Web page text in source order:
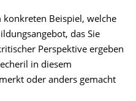
konkreten Beispiel, welche
das Sie
Perspektive ergeben
in diesem
oder anders gemacht